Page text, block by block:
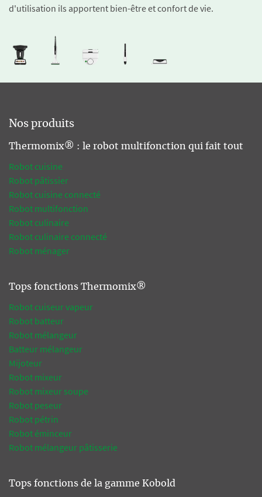
d'utilisation ils apportent bien-être et confort de vie.
Nos produits
Thermomix® : le robot multifonction qui fait tout
Robot cuisine
Robot pâtissier
Robot cuisine connecté
Robot multifonction
Robot culinaire
Robot culinaire connecté
Robot ménager
Tops fonctions Thermomix®
Robot cuiseur vapeur
Robot batteur
Robot mélangeur
Batteur mélangeur
Mijoteur
Robot mixeur
Robot mixeur soupe
Robot peseur
Robot pétrin
Robot éminceur
Robot mélangeur pâtisserie
Tops fonctions de la gamme Kobold